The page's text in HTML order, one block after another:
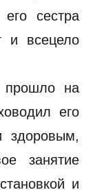
сестра
и всецело
прошло на
его
здоровым,
занятие
и